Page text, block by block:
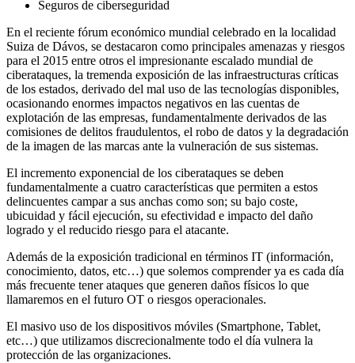
Seguros de ciberseguridad
En el reciente fórum económico mundial celebrado en la localidad
Suiza de Dávos, se destacaron como principales amenazas y riesgos
para el 2015 entre otros el impresionante escalado mundial de
ciberataques, la tremenda exposición de las infraestructuras críticas
de los estados, derivado del mal uso de las tecnologías disponibles,
ocasionando enormes impactos negativos en las cuentas de
explotación de las empresas, fundamentalmente derivados de las
comisiones de delitos fraudulentos, el robo de datos y la degradación
de la imagen de las marcas ante la vulneración de sus sistemas.
El incremento exponencial de los ciberataques se deben
fundamentalmente a cuatro características que permiten a estos
delincuentes campar a sus anchas como son; su bajo coste,
ubicuidad y fácil ejecución, su efectividad e impacto del daño
logrado y el reducido riesgo para el atacante.
Además de la exposición tradicional en términos IT (información,
conocimiento, datos, etc…) que solemos comprender ya es cada día
más frecuente tener ataques que generen daños físicos lo que
llamaremos en el futuro OT o riesgos operacionales.
El masivo uso de los dispositivos móviles (Smartphone, Tablet,
etc…) que utilizamos discrecionalmente todo el día vulnera la
protección de las organizaciones.